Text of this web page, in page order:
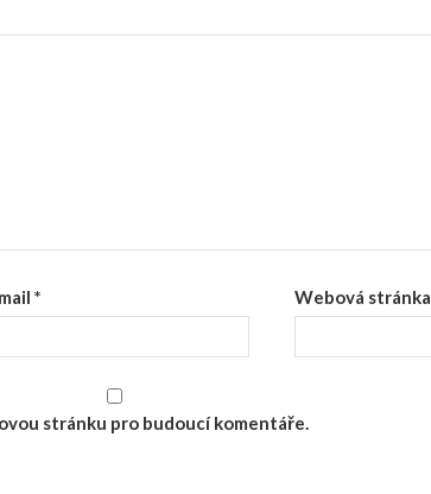
* Webová stránka
stránku pro budoucí komentáře.